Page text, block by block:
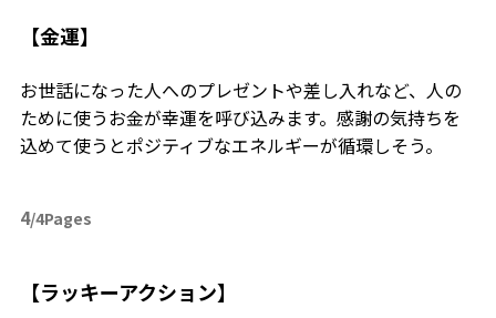
【金運】
お世話になった人へのプレゼントや差し入れなど、人の
ために使うお金が幸運を呼び込みます。感謝の気持ちを
込めて使うとポジティブなエネルギーが循環しそう。
4/4Pages
【ラッキーアクション】